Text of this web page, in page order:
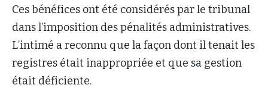
Ces bénéfices ont été considérés par le tribunal
dans l’imposition des pénalités administratives.
L’intimé a reconnu que la façon dont il tenait les
registres était inappropriée et que sa gestion
était déficiente.